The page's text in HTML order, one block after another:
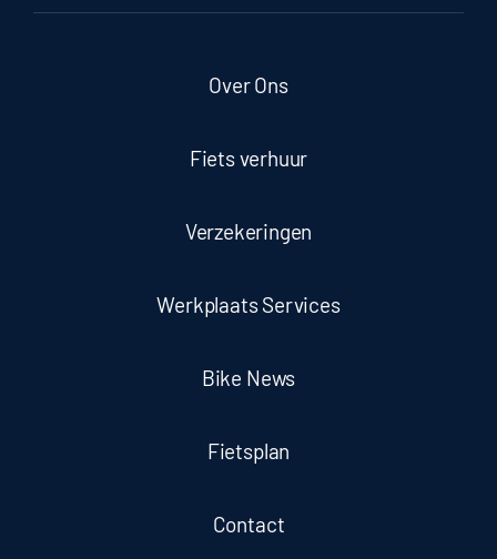
Over Ons
Fiets verhuur
Verzekeringen
Werkplaats Services
Bike News
Fietsplan
Contact